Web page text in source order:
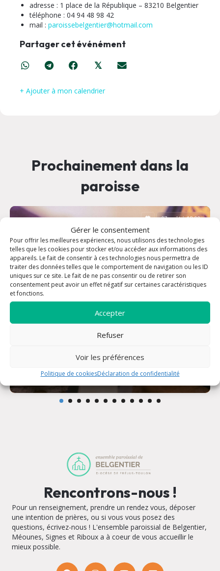
Gérer le consentement
Pour offrir les meilleures expériences, nous utilisons des technologies
telles que les cookies pour stocker et/ou accéder aux informations des
appareils. Le fait de consentir à ces technologies nous permettra de
traiter des données telles que le comportement de navigation ou les ID
uniques sur ce site. Le fait de ne pas consentir ou de retirer son
consentement peut avoir un effet négatif sur certaines caractéristiques
et fonctions.
Accepter
Refuser
Voir les préférences
Politique de cookiesDéclaration de confidentialité
adresse : 1 place de la République – 83210 Belgentier
téléphone : 04 94 48 98 42
mail : paroissebelgentier@hotmail.com
Partager cet événément
𝕏
+ Ajouter à mon calendrier
Prochainement dans la
paroisse
Messe du jour
07 août à 18:00
Rencontrons-nous !
Pour un renseignement, prendre un rendez vous, déposer
une intention de prières, ou si vous vous posez des
questions, écrivez-nous ! L'ensemble paroissial de Belgentier,
Méounes, Signes et Riboux a à coeur de vous accueillir le
mieux possible.